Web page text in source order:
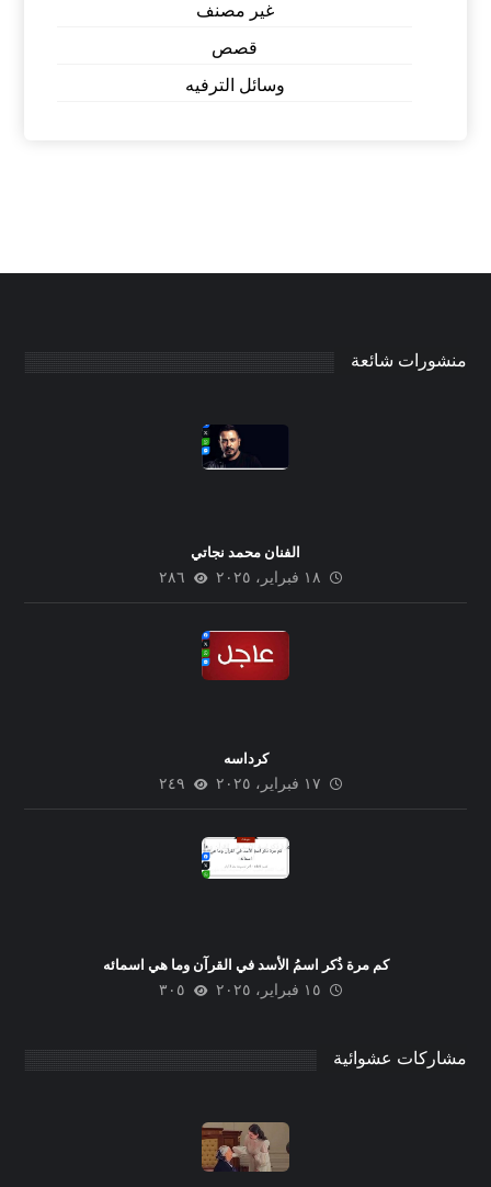
غير مصنف
قصص
وسائل الترفيه
منشورات شائعة
الفنان محمد نجاتي
١٨ فبراير، ٢٠٢٥
٢٨٦
كرداسه
١٧ فبراير، ٢٠٢٥
٢٤٩
كم مرة ذُكر اسمُ الأسد في القرآن وما هي اسمائه
١٥ فبراير، ٢٠٢٥
٣٠٥
مشاركات عشوائية